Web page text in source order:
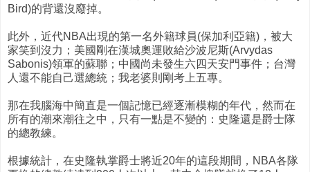
Bird)的背還沒廢掉。
此外，近代NBA出現的第一名外籍球員(保加利亞籍)，被大
家笑到沒力；美國剛在漢城奧運敗給沙波尼斯(Arvydas
Sabonis)領軍的蘇聯；中國尚未發生六四天安門事件；台灣
人還不能自己選總統；我老婆則剛考上五專。
那在我腦海中簡直是一個記憶已經逐漸模糊的年代，然而在
所有的潮來潮往之中，只有一點是不變的：史隆還是爵士隊
的總教練。
根據統計，在史隆執掌爵士將近20年的這段期間，NBA各隊